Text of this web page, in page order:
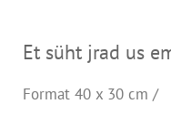
Et süht jrad us
Format 40 x 30 cm /